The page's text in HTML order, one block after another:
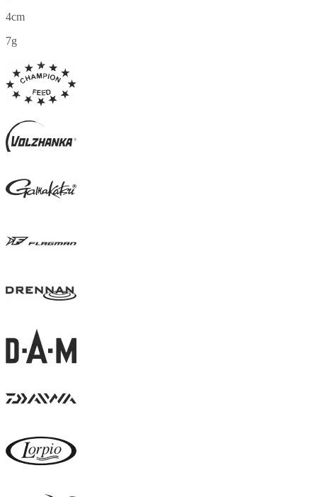
4cm
7g